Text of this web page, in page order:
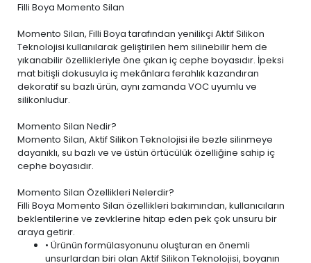
Filli Boya Momento Silan
Momento Silan, Filli Boya tarafından yenilikçi Aktif Silikon
Teknolojisi kullanılarak geliştirilen hem silinebilir hem de
yıkanabilir özellikleriyle öne çıkan iç cephe boyasıdır. İpeksi
mat bitişli dokusuyla iç mekânlara ferahlık kazandıran
dekoratif su bazlı ürün, aynı zamanda VOC uyumlu ve
silikonludur.
Momento Silan Nedir?
Momento Silan, Aktif Silikon Teknolojisi ile bezle silinmeye
dayanıklı, su bazlı ve ve üstün örtücülük özelliğine sahip iç
cephe boyasıdır.
Momento Silan Özellikleri Nelerdir?
Filli Boya Momento Silan özellikleri bakımından, kullanıcıların
beklentilerine ve zevklerine hitap eden pek çok unsuru bir
araya getirir.
• Ürünün formülasyonunu oluşturan en önemli
unsurlardan biri olan Aktif Silikon Teknolojisi, boyanın